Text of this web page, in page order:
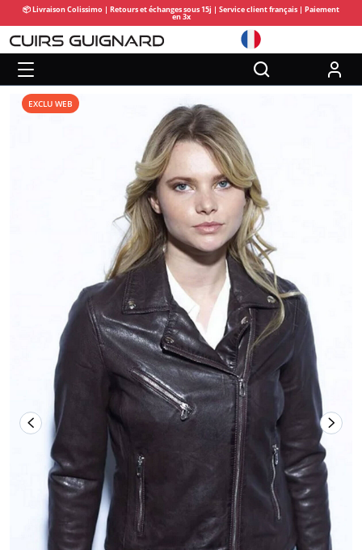
📦 Livraison Colissimo | Retours et échanges sous 15j | Service client français | Paiement
en 3x
EXCLU WEB